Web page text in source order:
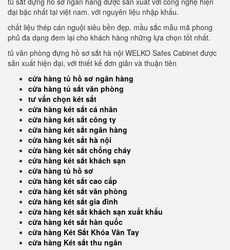
đại bậc nhất tại việt nam. với nguyên liệu nhập khẩu.
chất liệu thép cán nguội siêu bền đẹp. mầu sắc mẫu mã phong
phủ đa dạng đem lại cho khách hàng những lựa chọn tốt nhất.
tủ văn phòng đựng hồ sơ sắt hà nội WELKO Safes Cabinet được
sản xuất hiện đại, với thiết kế đơn giản và thuận tiên
cửa hàng tủ hồ sơ ngân hàng
cửa hàng tủ sắt văn phòng
tư vấn chọn két sắt
cửa hàng két sắt cá nhân
cửa hàng két sắt công ty
cửa hàng két sắt ngân hàng
cửa hàng két sắt hà nội
cửa hàng két sắt chống cháy
cửa hàng két sắt khách sạn
cửa hàng tủ hồ sơ
cửa hàng két sắt cao cấp
cửa hàng két sắt văn phòng
cửa hàng két sắt gia đình
cửa hàng két sắt khách sạn xuất khẩu
cửa hàng két sắt hàn quốc
cửa hàng Két Sắt Khóa Vân Tay
cửa hàng Két sắt thu ngân